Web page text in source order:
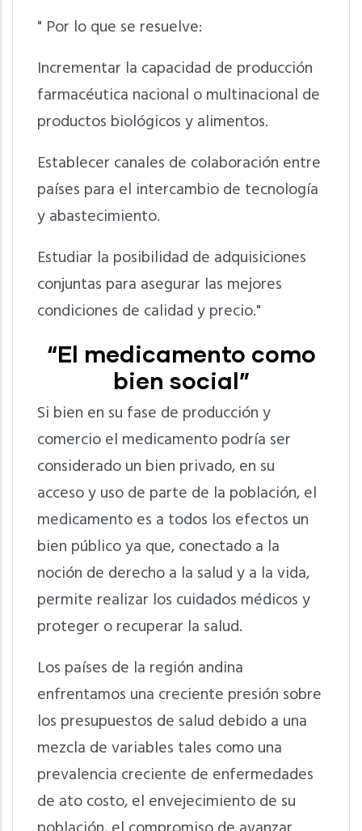
" Por lo que se resuelve:
Incrementar la capacidad de producción
farmacéutica nacional o multinacional de
productos biológicos y alimentos.
Establecer canales de colaboración entre
países para el intercambio de tecnología
y abastecimiento.
Estudiar la posibilidad de adquisiciones
conjuntas para asegurar las mejores
condiciones de calidad y precio."
“El medicamento como
bien social”
Si bien en su fase de producción y
comercio el medicamento podría ser
considerado un bien privado, en su
acceso y uso de parte de la población, el
medicamento es a todos los efectos un
bien público ya que, conectado a la
noción de derecho a la salud y a la vida,
permite realizar los cuidados médicos y
proteger o recuperar la salud.
Los países de la región andina
enfrentamos una creciente presión sobre
los presupuestos de salud debido a una
mezcla de variables tales como una
prevalencia creciente de enfermedades
de ato costo, el envejecimiento de su